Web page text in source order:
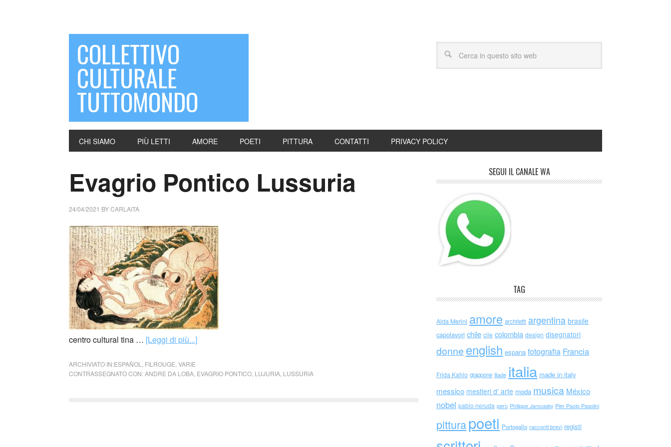
COLLETTIVO
CULTURALE
TUTTOMONDO
CHI SIAMO PIÙ LETTI AMORE POETI PITTURA CONTATTI PRIVACY POLICY
Evagrio Pontico Lussuria
24/04/2021 BYCARLAITA
centro cultural tina … [Leggi di più...]
ARCHIVIATO IN:ESPAÑOL FILROUGE VARIE
CONTRASSEGNATO CON:ANDRE DA LOBA EVAGRIO PONTICO LUJURIA LUSSURIA
SEGUI IL CANALE WA
TAG
Alda Merini amore architetti argentina brasile
capolavori chile cile colombia design disegnatori
donne english espana fotografia Francia
Frida Kahlo giappone iliade italia made in italy
messico mestieri d' arte moda musica México
nobel pablo neruda perù Philippe Jaroussky Pier Paolo Pasolini
pitturapoeti Portogallo racconti brevi registi